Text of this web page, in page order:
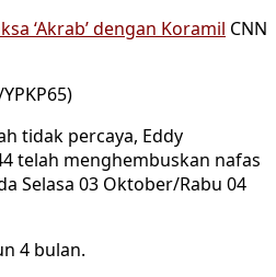
‘Akrab’ dengan Koramil CNN
tidak percaya, Eddy
telah menghembuskan nafas
Selasa 03 Oktober/Rabu 04
4 bulan.